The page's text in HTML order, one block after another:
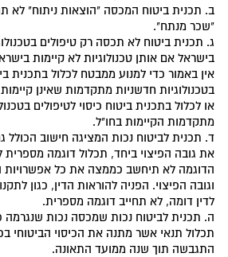
ב. תכנית ביטוח המכסה "הוצאות ניתוח" לא
"שכר מנתח".
ג. תכנית ביטוח לא תכסה רק טיפולים
בישראל אם אותן טכנולוגיות לא קיימות
אין באמור כדי למנוע ממבטח לכלול בתכנית
בטכנולוגיות חדשניות מתקדמות שאינן
או לכלול בתכנית ביטוח כיסוי לטיפולים
מתקדמות הקיימות בחו"ל.
ד. תכנית לביטוח נכות המציגה חישוב הכולל
את גובה הפיצוי ביחד, תכלול דוגמה מספרית
הדוגמה לא תיחשב כממצה את כל אפשרויות
וגובה הפיצוי. הפניה להוראות הדין, כגון
לדין דומה, לא תחייב דוגמה מספרית.
ה. תכנית לביטוח נכות שמכסה נכות
תכלול תנאי אשר מתנה את הכיסוי הביטוחי
התגבשה תוך שנה ממועד התאונה.